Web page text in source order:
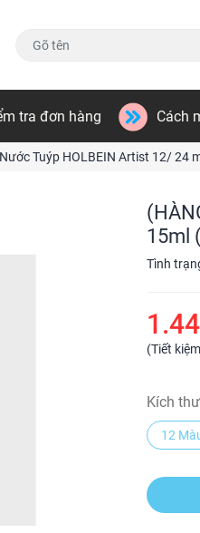
tra đơn hàng Cách
Tuýp HOLBEIN Artist 12/ 24
15ml
Tình
(Tiết kiệm
Kích
12